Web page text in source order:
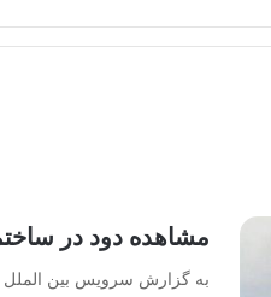
مشاهده دود در
به گزارش سرویس بین الملل